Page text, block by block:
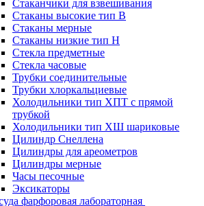
Стаканчики для взвешивания
Стаканы высокие тип В
Стаканы мерные
Стаканы низкие тип Н
Стекла предметные
Стекла часовые
Трубки соединительные
Трубки хлоркальциевые
Холодильники тип ХПТ с прямой
трубкой
Холодильники тип ХШ шариковые
Цилиндр Снеллена
Цилиндры для ареометров
Цилиндры мерные
Часы песочные
Эксикаторы
фарфоровая лабораторная